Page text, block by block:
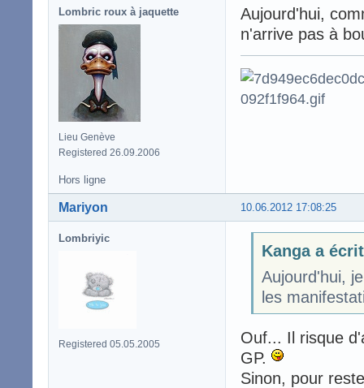
Lombric roux à jaquette
Lieu Genève
Registered 26.09.2006
Aujourd'hui,
n'arrive pas à
Hors ligne
10.06.2012 17:08:25
Mariyon
Lombriyic
Registered 05.05.2005
Kanga a écrit
Aujourd'hui,
les
Ouf... Il risque
GP.
Sinon, pour